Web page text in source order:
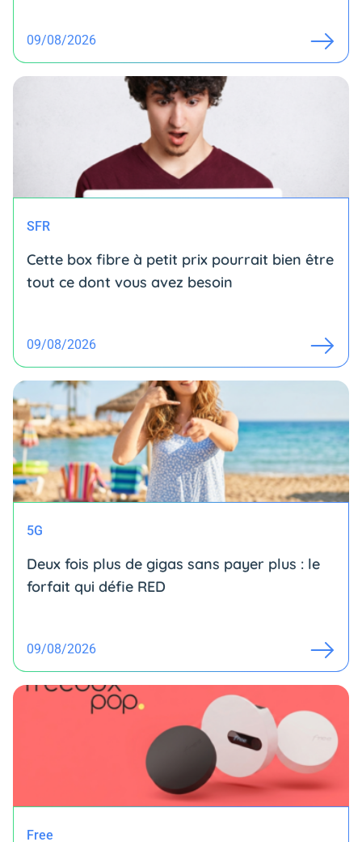
09/08/2026
SFR
Cette box fibre à petit prix pourrait bien être
tout ce dont vous avez besoin
09/08/2026
5G
Deux fois plus de gigas sans payer plus : le
forfait qui défie RED
09/08/2026
Free